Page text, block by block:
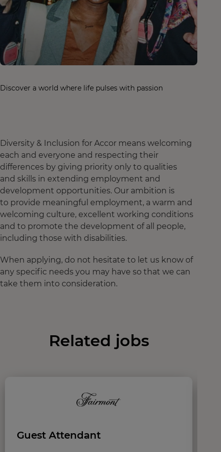
Discover a world where life pulses with passion
Diversity & Inclusion for Accor means welcoming
each and everyone and respecting their
differences by giving priority only to qualities
and skills in extending employment and
development opportunities. Our ambition is
to provide meaningful employment, a warm and
welcoming culture, excellent working conditions
and to promote the development of all people,
including those with disabilities.
When applying, do not hesitate to let us know of
any specific needs you may have so that we can
take them into consideration.
Related jobs
Guest Attendant